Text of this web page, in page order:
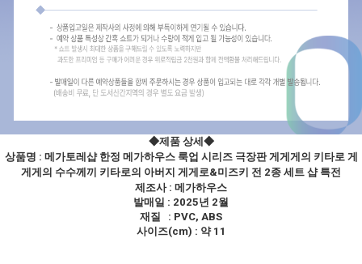
◆제품 상세◆
상품명 : 메가토레샵 한정 메가하우스 룩업 시리즈 극장판 게게게의 키타로 게
게게의 수수께끼 키타로의 아버지 게게로&미즈키 전 2종 세트 샵 특전
제조사 : 메가하우스
발매일 : 2025년 2월
재질 : PVC, ABS
사이즈(cm) : 약 11